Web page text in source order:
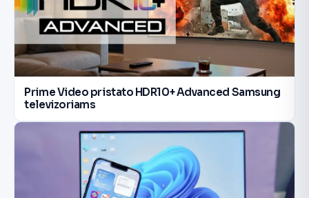
Prime Video pristato HDR10+ Advanced Samsung
televizoriams